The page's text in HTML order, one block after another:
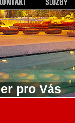
pro Vás